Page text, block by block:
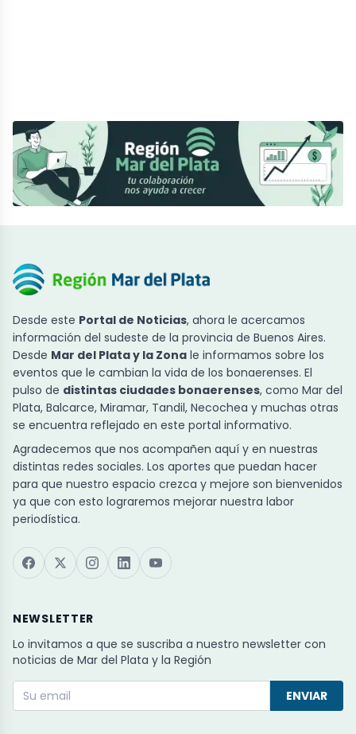
Desde este Portal de Noticias, ahora le acercamos
información del sudeste de la provincia de Buenos Aires.
Desde Mar del Plata y la Zona le informamos sobre los
eventos que le cambian la vida de los bonaerenses. El
pulso de distintas ciudades bonaerenses, como Mar del
Plata, Balcarce, Miramar, Tandil, Necochea y muchas otras
se encuentra reflejado en este portal informativo.
Agradecemos que nos acompañen aquí y en nuestras
distintas redes sociales. Los aportes que puedan hacer
para que nuestro espacio crezca y mejore son bienvenidos
ya que con esto lograremos mejorar nuestra labor
periodística.
NEWSLETTER
Lo invitamos a que se suscriba a nuestro newsletter con
noticias de Mar del Plata y la Región
ENVIAR